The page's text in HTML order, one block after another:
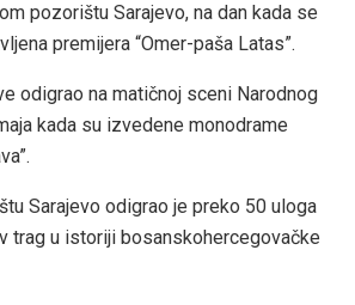
pozorištu Sarajevo, na dan kada se
premijera “Omer-paša Latas”.
odigrao na matičnoj sceni Narodnog
kada su izvedene monodrame
Sarajevo odigrao je preko 50 uloga
trag u istoriji bosanskohercegovačke